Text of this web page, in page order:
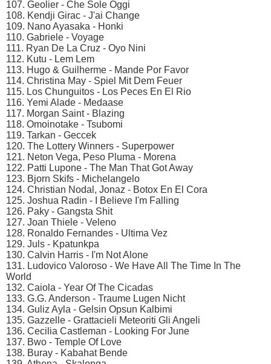
107. Geolier - Che Sole Oggi
108. Kendji Girac - J'ai Change
109. Nano Ayasaka - Honki
110. Gabriele - Voyage
111. Ryan De La Cruz - Oyo Nini
112. Kutu - Lem Lem
113. Hugo & Guilherme - Mande Por Favor
114. Christina May - Spiel Mit Dem Feuer
115. Los Chunguitos - Los Peces En El Rio
116. Yemi Alade - Medaase
117. Morgan Saint - Blazing
118. Omoinotake - Tsubomi
119. Tarkan - Geccek
120. The Lottery Winners - Superpower
121. Neton Vega, Peso Pluma - Morena
122. Patti Lupone - The Man That Got Away
123. Bjorn Skifs - Michelangelo
124. Christian Nodal, Jonaz - Botox En El Cora
125. Joshua Radin - I Believe I'm Falling
126. Paky - Gangsta Shit
127. Joan Thiele - Veleno
128. Ronaldo Fernandes - Ultima Vez
129. Juls - Kpatunkpa
130. Calvin Harris - I'm Not Alone
131. Ludovico Valoroso - We Have All The Time In The
World
132. Caiola - Year Of The Cicadas
133. G.G. Anderson - Traume Lugen Nicht
134. Guliz Ayla - Gelsin Opsun Kalbimi
135. Gazzelle - Grattacieli Meteoriti Gli Angeli
136. Cecilia Castleman - Looking For June
137. Bwo - Temple Of Love
138. Buray - Kabahat Bende